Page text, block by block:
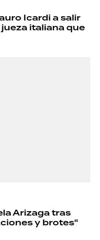
Icardi a salir
italiana que
Arizaga tras
y brotes"